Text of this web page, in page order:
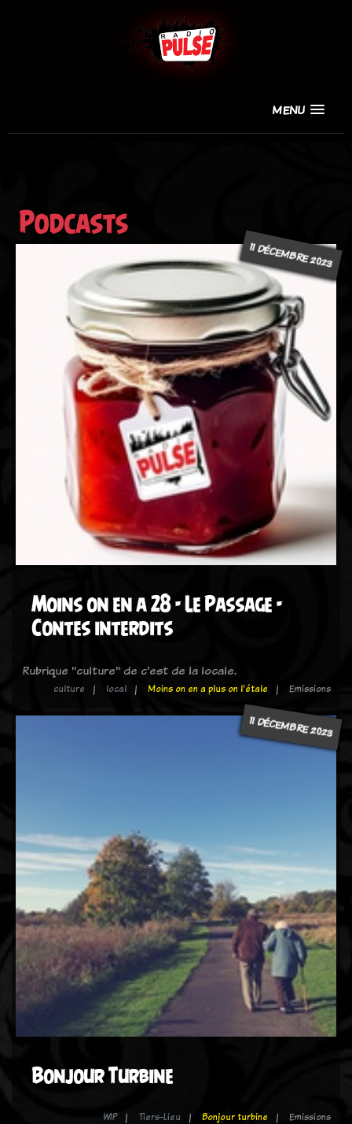
MENU
Podcasts
11 DÉCEMBRE 2023
Moins on en a 28 - Le Passage -
Contes interdits
Rubrique "culture" de c'est de la locale.
culture local Moins on en a plus on l'étale Emissions
11 DÉCEMBRE 2023
Bonjour Turbine
WIP Tiers-Lieu Bonjour turbine Emissions